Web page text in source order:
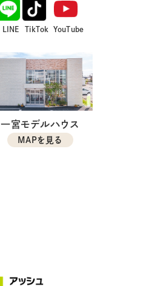
LINE TikTok YouTube
一宮モデルハウス
MAPを見る